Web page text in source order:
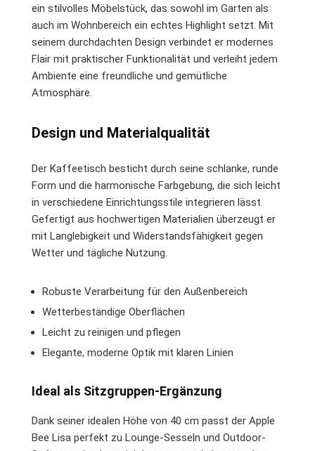
ein stilvolles Möbelstück, das sowohl im Garten als
auch im Wohnbereich ein echtes Highlight setzt. Mit
seinem durchdachten Design verbindet er modernes
Flair mit praktischer Funktionalität und verleiht jedem
Ambiente eine freundliche und gemütliche
Atmosphäre.
Design und Materialqualität
Der Kaffeetisch besticht durch seine schlanke, runde
Form und die harmonische Farbgebung, die sich leicht
in verschiedene Einrichtungsstile integrieren lässt.
Gefertigt aus hochwertigen Materialien überzeugt er
mit Langlebigkeit und Widerstandsfähigkeit gegen
Wetter und tägliche Nutzung.
Robuste Verarbeitung für den Außenbereich
Wetterbeständige Oberflächen
Leicht zu reinigen und pflegen
Elegante, moderne Optik mit klaren Linien
Ideal als Sitzgruppen-Ergänzung
Dank seiner idealen Höhe von 40 cm passt der Apple
Bee Lisa perfekt zu Lounge-Sesseln und Outdoor-